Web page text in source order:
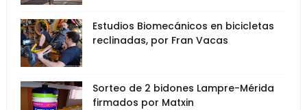
Estudios Biomecánicos en bicicletas
reclinadas, por Fran Vacas
Sorteo de 2 bidones Lampre-Mérida
firmados por Matxin